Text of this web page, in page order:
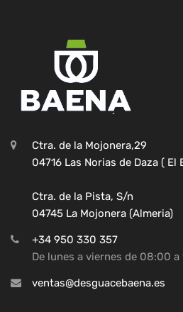
Ctra. de la Mojonera,29
04716 Las Norias de Daza ( El
Ctra. de la Pista, S/n
04745 La Mojonera (Almeria)
+34 950 330 357
De lunes a viernes de 08:00 a
ventas@desguacebaena.es